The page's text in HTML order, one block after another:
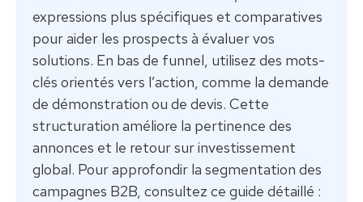
expressions plus spécifiques et comparatives
pour aider les prospects à évaluer vos
solutions. En bas de funnel, utilisez des mots-
clés orientés vers l’action, comme la demande
de démonstration ou de devis. Cette
structuration améliore la pertinence des
annonces et le retour sur investissement
global. Pour approfondir la segmentation des
campagnes B2B, consultez ce guide détaillé :